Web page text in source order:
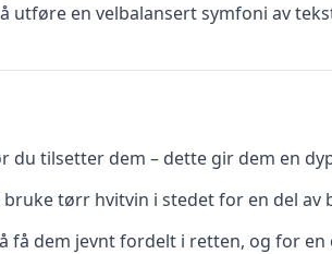
utføre en velbalansert symfoni av
du tilsetter dem – dette gir dem en
tørr hvitvin i stedet for en del av
dem jevnt fordelt i retten, og for